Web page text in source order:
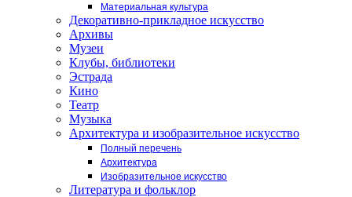
Материальная культура
Декоративно-прикладное искусство
Архивы
Музеи
Клубы, библиотеки
Эстрада
Кино
Театр
Музыка
Архитектура и изобразительное искусство
Полный перечень
Архитектура
Изобразительное искусство
Литература и фольклор